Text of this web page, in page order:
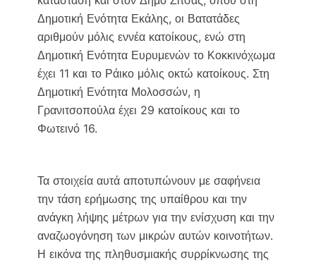
Δημοτική Ενότητα Εκάλης, οι Βατατάδες
αριθμούν μόλις εννέα κατοίκους, ενώ στη
Δημοτική Ενότητα Ευρυμενών το Κοκκινόχωμα
έχει 11 και το Ράικο μόλις οκτώ κατοίκους. Στη
Δημοτική Ενότητα Μολοσσών, η
Γρανιτσοπούλα έχει 29 κατοίκους και το
Φωτεινό 16.
Τα στοιχεία αυτά αποτυπώνουν με σαφήνεια
την τάση ερήμωσης της υπαίθρου και την
ανάγκη λήψης μέτρων για την ενίσχυση και την
αναζωογόνηση των μικρών αυτών κοινοτήτων.
Η εικόνα της πληθυσμιακής συρρίκνωσης της